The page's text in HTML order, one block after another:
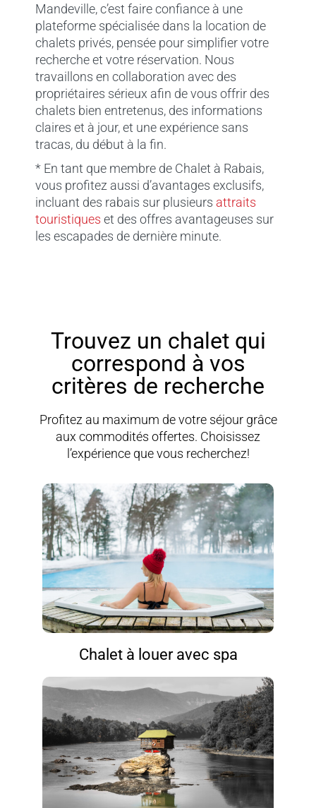
Mandeville, c’est faire confiance à une
plateforme spécialisée dans la location de
chalets privés, pensée pour simplifier votre
recherche et votre réservation. Nous
travaillons en collaboration avec des
propriétaires sérieux afin de vous offrir des
chalets bien entretenus, des informations
claires et à jour, et une expérience sans
tracas, du début à la fin.
* En tant que membre de Chalet à Rabais,
vous profitez aussi d’avantages exclusifs,
incluant des rabais sur plusieurs attraits
touristiques et des offres avantageuses sur
les escapades de dernière minute.
Trouvez un chalet qui
correspond à vos
critères de recherche
Profitez au maximum de votre séjour grâce
aux commodités offertes. Choisissez
l’expérience que vous recherchez!
Chalet à louer avec spa